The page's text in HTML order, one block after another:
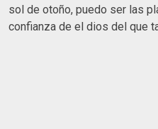
sol de otoño, puedo ser las
confianza de el dios del que